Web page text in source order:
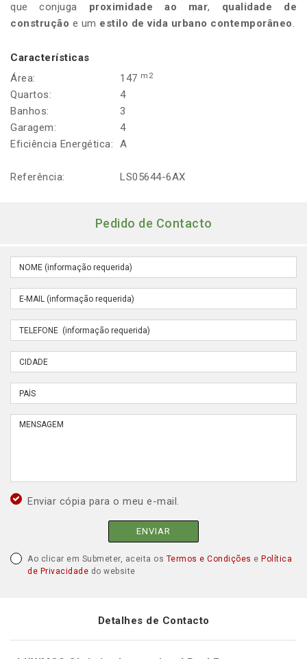
que conjuga proximidade ao mar, qualidade de
construção e um estilo de vida urbano contemporâneo.
Características
Área:
147 m2
Quartos:
4
Banhos:
3
Garagem:
4
Eficiência Energética:
A
Referência: LS05644-6AX
Pedido de Contacto
Enviar cópia para o meu e-mail.
ENVIAR
Ao clicar em Submeter, aceita os Termos e Condições e Política
de Privacidade do website
Detalhes de Contacto